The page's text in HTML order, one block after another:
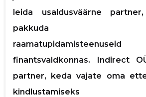
leida usaldusväärne
pakkuda
finantsvaldkonnas. Indirect
partner, keda vajate oma
kindlustamiseks
Sinu kommentaar